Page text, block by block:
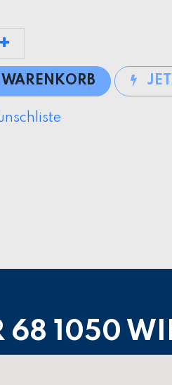
WARENKORB
68 1050